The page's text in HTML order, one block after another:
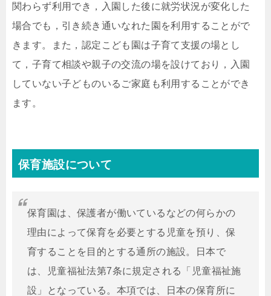
関わらず利用でき，入園した後に就労状況が変化した
場合でも，引き続き通いなれた園を利用することがで
きます。また，認定こども園は子育て支援の場とし
て，子育て相談や親子の交流の場を設けており，入園
していない子どものいるご家庭も利用することができ
ます。
保育施設について
保育園は、保護者が働いているなどの何らかの
理由によって保育を必要とする児童を預り、保
育することを目的とする通所の施設。日本で
は、児童福祉法第7条に規定される「児童福祉施
設」となっている。本項では、日本の保育所に